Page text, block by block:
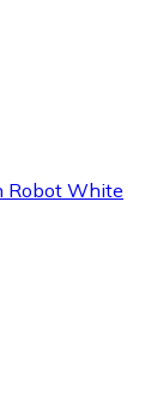
Robot White